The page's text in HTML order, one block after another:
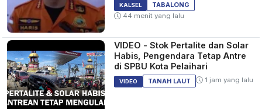
KALSEL
TABALONG
44 menit yang lalu
VIDEO - Stok Pertalite dan Solar
Habis, Pengendara Tetap Antre
di SPBU Kota Pelaihari
VIDEO TANAH LAUT 1 jam yang lalu